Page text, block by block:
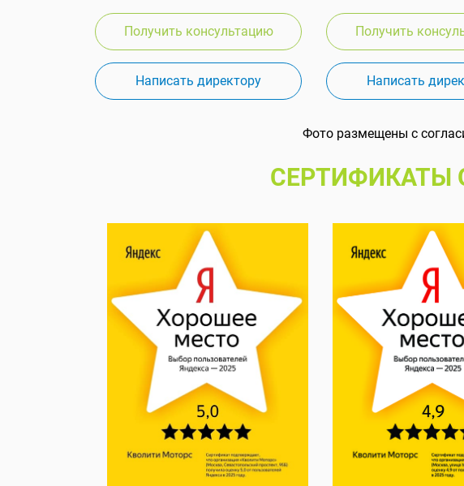
Получить консультацию
Написать директору
Получить
Написать
Фото размещены с
СЕРТИФИКАТЫ